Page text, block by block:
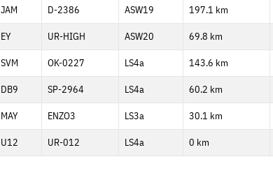
JAM D-2386 ASW19 197.1 km
EY UR-HIGH ASW20 69.8 km
SVM OK-0227 LS4a 143.6 km
DB9 SP-2964 LS4a 60.2 km
MAY ENZO3 LS3a 30.1 km
U12 UR-012 LS4a 0 km